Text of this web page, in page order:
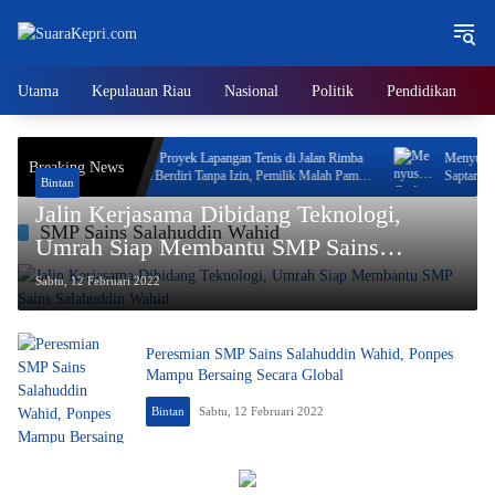
Utama Kepulauan Riau Nasional Politik Pendidikan
Breaking News
Neo Feodal! Proyek Lapangan Tenis di Jalan Rimba
Jaya Berani Berdiri Tanpa Izin, Pemilik Malah Pamer
Progres 70 Persen
Menyusuri
Saptarika
Akhir Tahun
SMP Sains Salahuddin Wahid
Bintan
Jalin Kerjasama Dibidang Teknologi,
Umrah Siap Membantu SMP Sains
Salahuddin Wahid
Sabtu, 12 Februari 2022
Peresmian SMP Sains Salahuddin Wahid, Ponpes
Mampu Bersaing Secara Global
Bintan Sabtu, 12 Februari 2022